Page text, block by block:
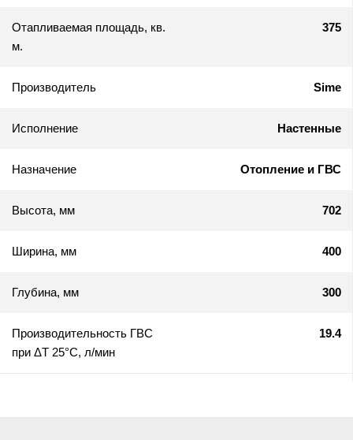
Отапливаемая площадь, кв.
м.
375
Производитель Sime
Исполнение Настенные
Назначение Отопление и ГВС
Высота, мм 702
Ширина, мм 400
Глубина, мм 300
Производительность ГВС
при ΔТ 25°C, л/мин
19.4